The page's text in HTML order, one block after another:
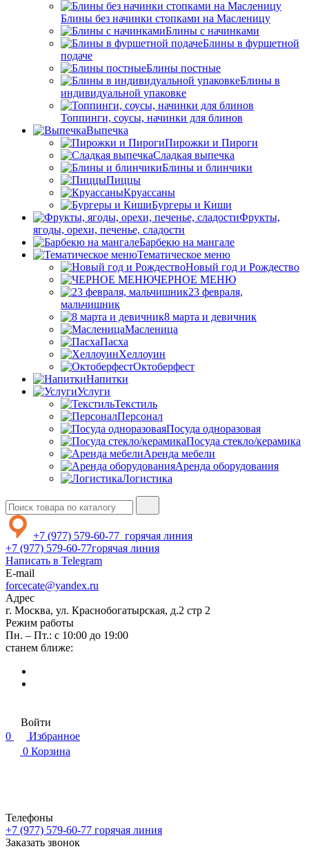
Блины без начинки стопками на Масленицу
Блины с начинками
Блины в фуршетной
подаче
Блины постные
Блины в
индивидуальной упаковке
Топпинги, соусы, начинки для блинов
Выпечка
Пирожки и Пироги
Сладкая выпечка
Блины и блинчики
Пиццы
Круасcаны
Бургеры и Киши
Фрукты,
ягоды, орехи, печенье, сладости
Барбекю на мангале
Тематическое меню
Новый год и Рождество
ЧЕРНОЕ МЕНЮ
23 февраля,
мальчишник
8 марта и девичник
Масленица
Пасха
Хеллоуин
Октоберфест
Напитки
Услуги
Текстиль
Персонал
Посуда одноразовая
Посуда стекло/керамика
Аренда мебели
Аренда оборудования
Логистика
+7 (977) 579-60-77 горячая линия
+7 (977) 579-60-77горячая линия
Написать в Telegram
E-mail
forcecate@yandex.ru
Адрес
г. Москва, ул. Краснобогатырская, д.2 стр 2
Режим работы
Пн. – Пт.: с 10:00 до 19:00
станем ближе:
Войти
0
Избранное
0 Корзина
Телефоны
+7 (977) 579-60-77 горячая линия
Заказать звонок